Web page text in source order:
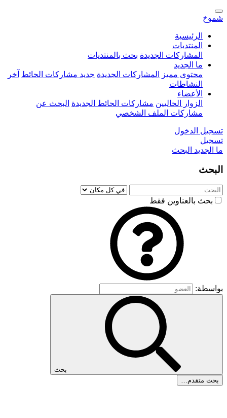
شموخ
الرئيسية
المنتديات
المشاركات الجديدة بحث بالمنتديات
ما الجديد
محتوى مميز
المشاركات الجديدة جديد مشاركات الحائط آخر
النشاطات
الأعضاء
الزوار الحاليين مشاركات الحائط الجديدة البحث عن
مشاركات الملف الشخصي
تسجيل الدخول
تسجيل
ما الجديد البحث
البحث
بحث بالعناوين فقط
بواسطة:
بحث
بحث متقدم…